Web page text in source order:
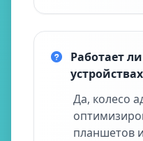
Работает
Да, колесо
планшетов